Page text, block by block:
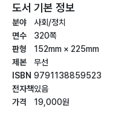
도서 기본 정보
분야
면수
판형
제본
ISBN
전자책
가격
사회/정치
320쪽
152mm × 225mm
무선
9791138859523
있음
19,000원